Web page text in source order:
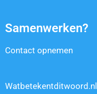
Samenwerken?
Contact opnemen
Watbetekentditwoord.nl